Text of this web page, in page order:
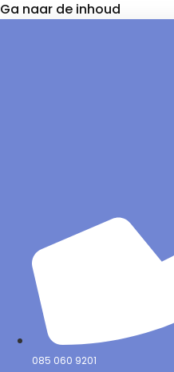
Ga naar de inhoud
085 060 9201